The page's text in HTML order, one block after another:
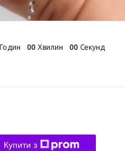
Годин 00 Хвилин 00 Секунд
Купити з